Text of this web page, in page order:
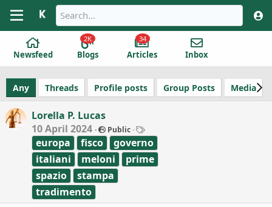
Newsfeed Blogs
2K
Articles
34
Inbox
Any Threads Profile posts Group Posts Media
Lorella P. Lucas
10 April 2024
Public
a
g
s
europa fisco
governo
italiani
meloni
prime
spazio
stampa
tradimento